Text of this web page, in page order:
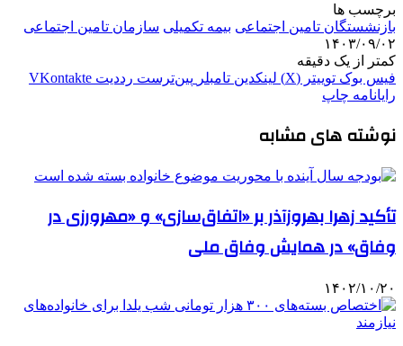
برچسب ها
بازنشستگان تامین اجتماعی بیمه تکمیلی سازمان تامین اجتماعی
۱۴۰۳/۰۹/۰۲
کمتر از یک دقیقه
فیس بوک توییتر (X) لینکدین ‫تامبلر ‫پین‌ترست ‫رددیت ‫VKontakte
رایانامه چاپ
نوشته های مشابه
تأکید زهرا بهروزآذر بر «اتفاق‌سازی» و «مهرورزی در
وفاق» در همایش وفاق ملی
۱۴۰۲/۱۰/۲۰